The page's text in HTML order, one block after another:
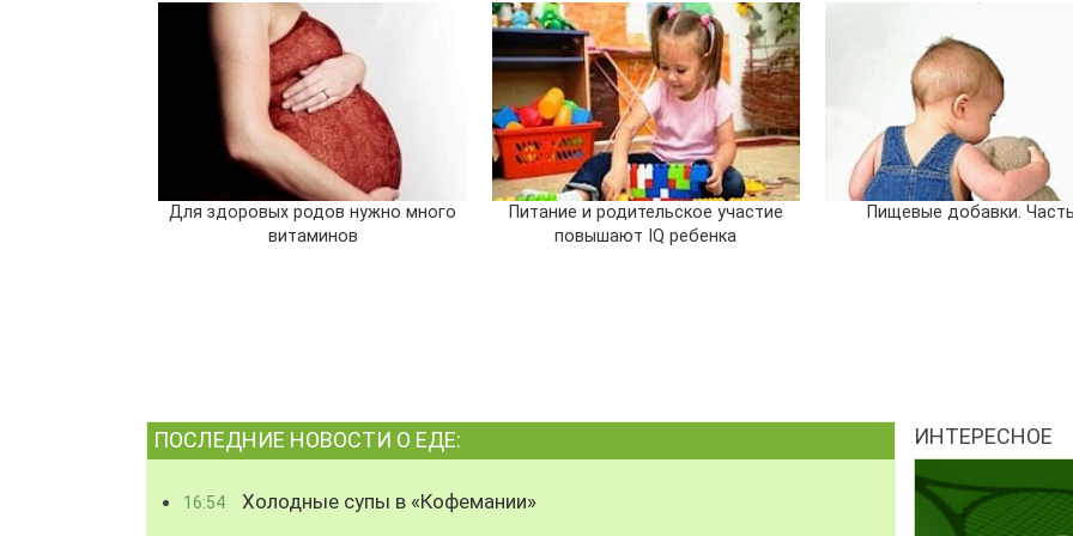
Для здоровых родов нужно много
витаминов
Питание и родительское участие
повышают IQ ребенка
Пищевые добавки.
ПОСЛЕДНИЕ НОВОСТИ О ЕДЕ:
16:54 Холодные супы в «Кофемании»
ИНТЕРЕСНОЕ